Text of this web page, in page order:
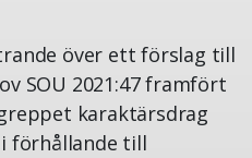
över ett förslag till
SOU 2021:47 framfört
karaktärsdrag
förhållande till